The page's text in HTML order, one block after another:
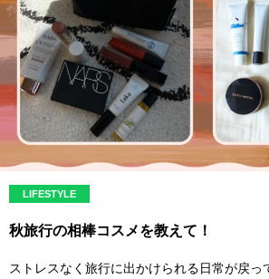
LIFESTYLE
秋旅行の相棒コスメを教えて！
ストレスなく旅行に出かけられる日常が戻っ